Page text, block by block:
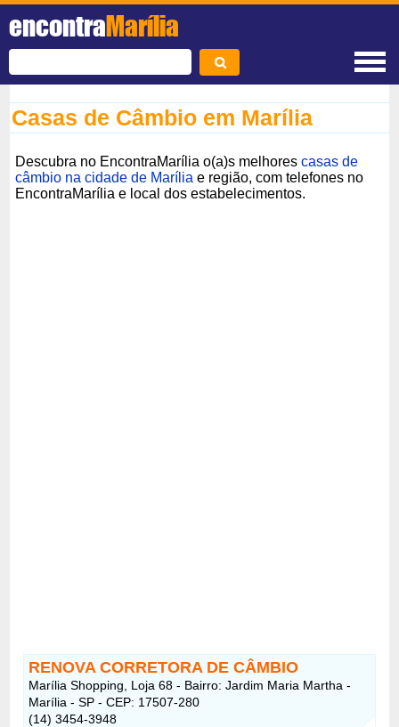
encontraMarília
Casas de Câmbio em Marília
Descubra no EncontraMarília o(a)s melhorescasas de
câmbio na cidade de Marília e região, com telefones no
EncontraMarília e local dos estabelecimentos.
RENOVA CORRETORA DE CÂMBIO
Marília Shopping, Loja 68 - Bairro: Jardim Maria Martha -
Marília - SP - CEP: 17507-280
(14) 3454-3948